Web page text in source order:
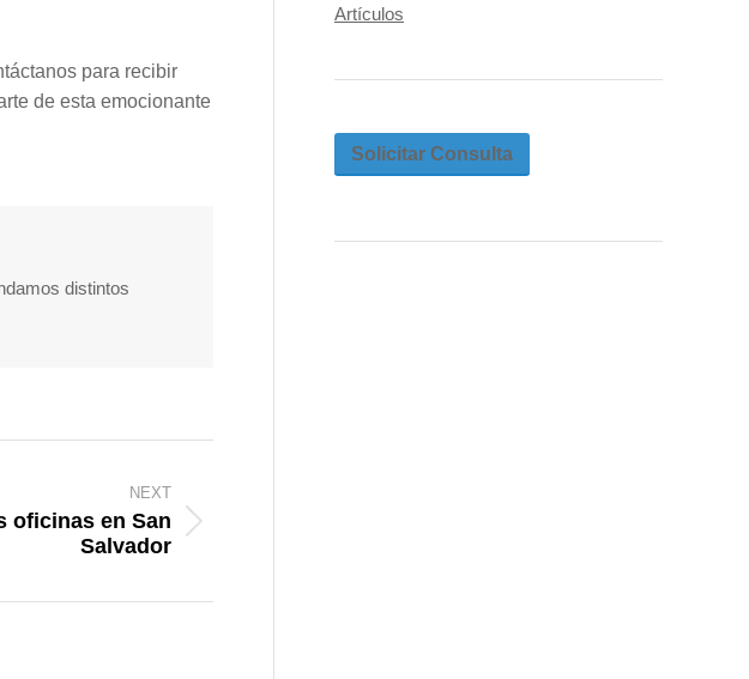
para recibir
de esta emocionante
distintos
NEXT
oficinas en San
Salvador
Artículos
Solicitar Consulta